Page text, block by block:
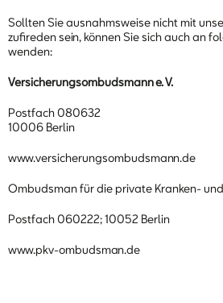
Sollten Sie ausnahmsweise nicht mit
zufireden sein, können Sie sich auch an
wenden:
Versicherungsombudsmann e. V.
Postfach 080632
10006 Berlin
www.versicherungsombudsmann.de
Ombudsman für die private Kranken-
Postfach 060222; 10052 Berlin
www.pkv-ombudsman.de